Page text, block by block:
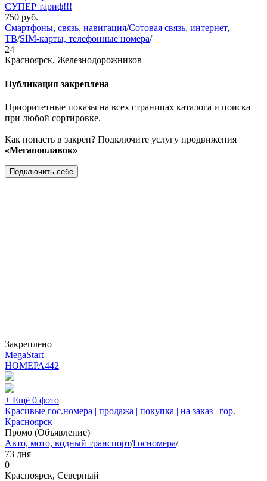
СУПЕР тариф!!!
750 руб.
Смартфоны, связь, навигация/Сотовая связь, интернет,
ТВ/SIM-карты, телефонные номера/
24
Красноярск, Железнодорожников
Публикация закреплена
Приоритетные показы на всех страницах каталога и поиска
при любой сортировке.
Как попасть в закреп? Подключите услугу продвижения
«Мегапоплавок»
Подключить себе
Закреплено
MegaStart
НОМЕРА442
+ Ещё 0 фото
Красивые гос.номера | продажа | покупка | на заказ | гор.
Красноярск
Промо (Объявление)
Авто, мото, водный транспорт/Госномера/
73 дня
0
Красноярск, Северный